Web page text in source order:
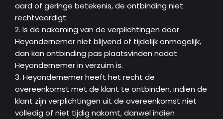
aard of geringe betekenis, de ontbinding niet
rechtvaardigt.
2. Is de nakoming van de verplichtingen door
Heyondernemer niet blijvend of tijdelijk onmogelijk,
dan kan ontbinding pas plaatsvinden nadat
Heyondernemer in verzuim is.
3. Heyondernemer heeft het recht de
overeenkomst met de klant te ontbinden, indien de
klant zijn verplichtingen uit de overeenkomst niet
volledig of niet tijdig nakomt, danwel indien